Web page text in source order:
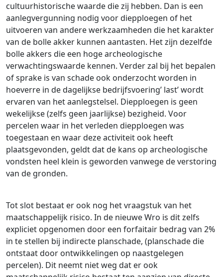
cultuurhistorische waarde die zij hebben. Dan is een
aanlegvergunning nodig voor diepploegen of het
uitvoeren van andere werkzaamheden die het karakter
van de bolle akker kunnen aantasten. Het zijn dezelfde
bolle akkers die een hoge archeologische
verwachtingswaarde kennen. Verder zal bij het bepalen
of sprake is van schade ook onderzocht worden in
hoeverre in de dagelijkse bedrijfsvoering’ last’ wordt
ervaren van het aanlegstelsel. Diepploegen is geen
wekelijkse (zelfs geen jaarlijkse) bezigheid. Voor
percelen waar in het verleden diepploegen was
toegestaan en waar deze activiteit ook heeft
plaatsgevonden, geldt dat de kans op archeologische
vondsten heel klein is geworden vanwege de verstoring
van de gronden.
Tot slot bestaat er ook nog het vraagstuk van het
maatschappelijk risico. In de nieuwe Wro is dit zelfs
expliciet opgenomen door een forfaitair bedrag van 2%
in te stellen bij indirecte planschade, (planschade die
ontstaat door ontwikkelingen op naastgelegen
percelen). Dit neemt niet weg dat er ook